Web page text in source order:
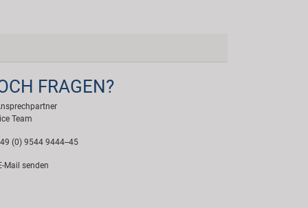
FRAGEN?
Team
(0) 9544 9444--45
Mail senden